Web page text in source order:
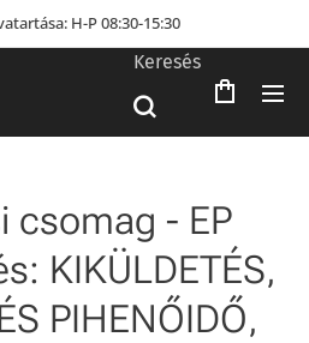
H-P 08:30-15:30
Keresés
csomag - EP
KIKÜLDETÉS,
PIHENŐIDŐ,